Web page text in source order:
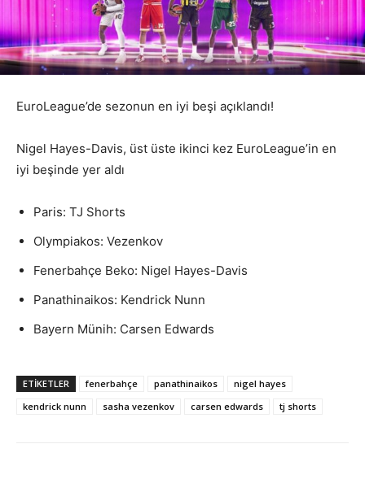
EuroLeague’de sezonun en iyi beşi açıklandı!
Nigel Hayes-Davis, üst üste ikinci kez EuroLeague’in en
iyi beşinde yer aldı
Paris: TJ Shorts
Olympiakos: Vezenkov
Fenerbahçe Beko: Nigel Hayes-Davis
Panathinaikos: Kendrick Nunn
Bayern Münih: Carsen Edwards
ETIKETLER fenerbahçe panathinaikos
nigel hayes
kendrick nunn
sasha vezenkov carsen edwards tj shorts